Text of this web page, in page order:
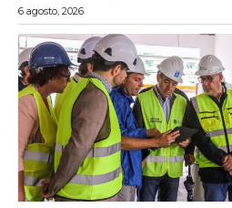
6 agosto, 2026